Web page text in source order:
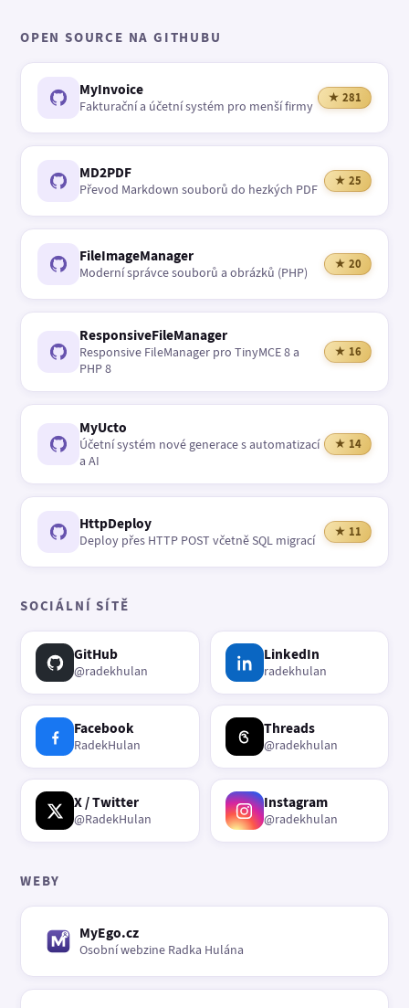
OPEN SOURCE NA GITHUBU
MyInvoice
Fakturační a účetní systém pro menší firmy
★ 281
MD2PDF
Převod Markdown souborů do hezkých PDF
★ 25
FileImageManager
Moderní správce souborů a obrázků (PHP)
★ 20
ResponsiveFileManager
Responsive FileManager pro TinyMCE 8 a
PHP 8
★ 16
MyUcto
Účetní systém nové generace s automatizací
a AI
★ 14
HttpDeploy
Deploy přes HTTP POST včetně SQL migrací
★ 11
SOCIÁLNÍ SÍTĚ
GitHub
@radekhulan
LinkedIn
radekhulan
Facebook
RadekHulan
Threads
@radekhulan
X / Twitter
@RadekHulan
Instagram
@radekhulan
WEBY
MyEgo.cz
Osobní webzine Radka Hulána